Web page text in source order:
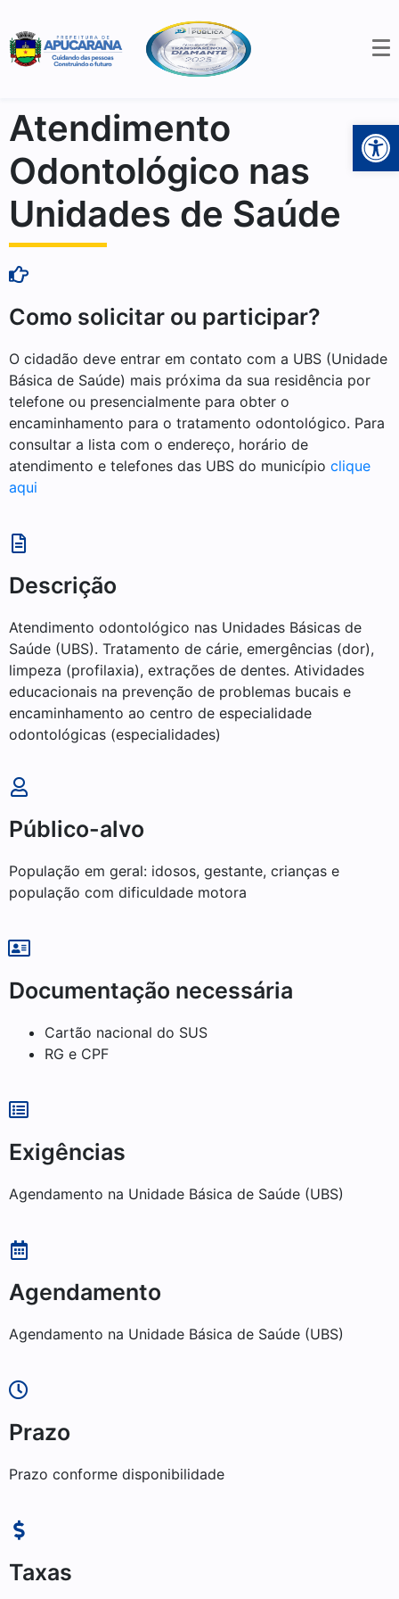
Atendimento
Odontológico nas
Unidades de Saúde
Como solicitar ou participar?
O cidadão deve entrar em contato com a UBS (Unidade
Básica de Saúde) mais próxima da sua residência por
telefone ou presencialmente para obter o
encaminhamento para o tratamento odontológico. Para
consultar a lista com o endereço, horário de
atendimento e telefones das UBS do município clique
aqui
Descrição
Atendimento odontológico nas Unidades Básicas de
Saúde (UBS). Tratamento de cárie, emergências (dor),
limpeza (profilaxia), extrações de dentes. Atividades
educacionais na prevenção de problemas bucais e
encaminhamento ao centro de especialidade
odontológicas (especialidades)
Público-alvo
População em geral: idosos, gestante, crianças e
população com dificuldade motora
Documentação necessária
Cartão nacional do SUS
RG e CPF
Exigências
Agendamento na Unidade Básica de Saúde (UBS)
Agendamento
Agendamento na Unidade Básica de Saúde (UBS)
Prazo
Prazo conforme disponibilidade
Taxas